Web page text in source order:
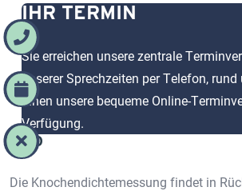
INFO
Die Knochendichtemessung findet in
IHR TERMIN
Sie erreichen unsere zentrale
unserer Sprechzeiten per Telefon, rund
Ihnen unsere bequeme Online-
Verfügung.